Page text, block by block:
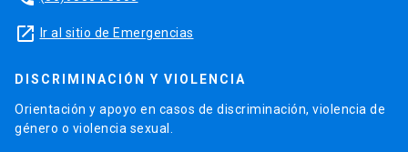
launch Ir al sitio de Emergencias
DISCRIMINACIÓN Y VIOLENCIA
Orientación y apoyo en casos de discriminación, violencia de
género o violencia sexual.